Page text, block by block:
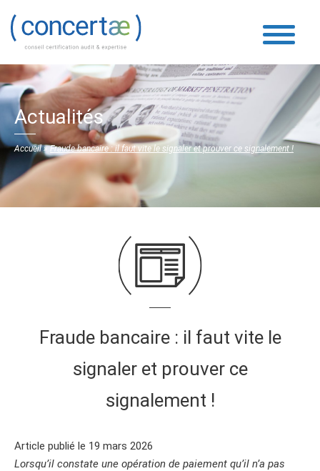
Actualités
Accueil»Fraude bancaire : il faut vite le signaler et prouver ce signalement !
Fraude bancaire : il faut vite le
signaler et prouver ce
signalement !
Article publié le 19 mars 2026
Lorsqu’il constate une opération de paiement qu’il n’a pas